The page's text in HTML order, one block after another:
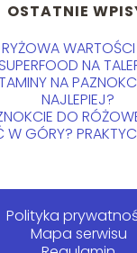
OSTATNIE
SUPERFOOD NA
NA
NAJLEPIEJ?
DO
W GÓRY?
Polityka
Mapa serwisu